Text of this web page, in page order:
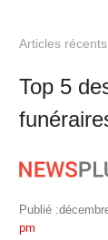
Articles récents
Top 5
Publié :
pm